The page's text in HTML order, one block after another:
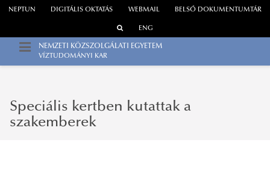
WEBMAIL
NEPTUN DIGITÁLIS OKTATÁS BELSŐ DOKUMENTUMTÁR
ENG
NEMZETI KÖZSZOLGÁLATI EGYETEM
VÍZTUDOMÁNYI KAR
Speciális kertben kutattak a
szakemberek